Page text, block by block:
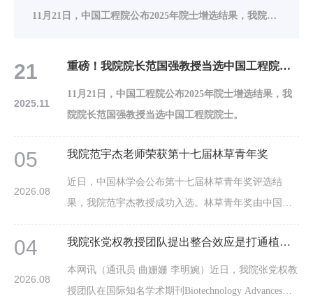
2月8日，省委书记刘宁来校看望慰问中国工程院院士、林学院院长范国强教授并调研推动科技创新工作，向全省广大教育和科技工作者致以新春祝福。他强调，要深入贯彻习近平总书记关于科技创新的重要论述和在河南考察时重要讲话精神，一体推进教育科技人才改革发展，大力引育领军人才和创新团队，全面增强创新体系整体效能，推动科教强省建设迈出坚实步伐。
21
2025.11
重磅！我院院长范国强教授当选中国工程院院士
11月21日，中国工程院公布2025年院士增选结果，我
院院长范国强教授当选中国工程院院士。
05
2026.08
我院范宇杰老师荣获第十七届林草青年奖
近日，中国林学会公布第十七届林草青年奖评选结
果，我院范宇杰教授成功入选。林草青年奖由中国林
面向青年科技工作者的权威奖项，表彰在林草科研、
工程技术、科普教育等领域取得突出成绩的青年人
才。此次获奖，充分体现出我院青年科研人才的创新
04
2026.08
我院张党权教授团队提出整合效应是打通植物源抗氧化剂产业化链条的关键路径
本网讯（通讯员 曲姗姗 李明婉）近日，我院张党权教
授团队在国际知名学术期刊Biotechnology Advances在